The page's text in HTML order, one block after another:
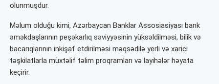
olunmuşdur.
Məlum olduğu kimi, Azərbaycan Banklar Assosiasiyası bank
əməkdaşlarının peşəkarlıq səviyyəsinin yüksəldilməsi, bilik və
bacarıqlarının inkişaf etdirilməsi məqsədilə yerli və xarici
təşkilatlarla müxtəlif təlim proqramları və layihələr həyata
keçirir.